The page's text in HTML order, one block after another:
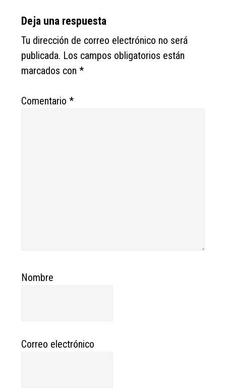
Reader
Interactions
Deja una respuesta
Tu dirección de correo electrónico no será
publicada. Los campos obligatorios están
marcados con*
Comentario*
Nombre
Correo electrónico